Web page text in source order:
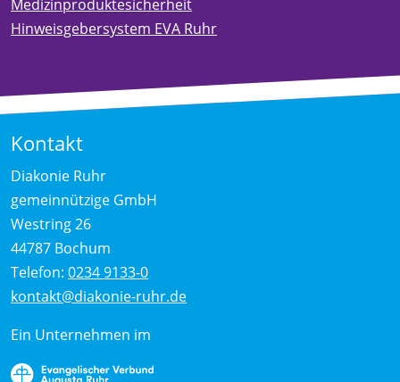
Medizinproduktesicherheit
Hinweisgebersystem EVA Ruhr
Kontakt
Diakonie Ruhr
gemeinnützige GmbH
Westring 26
44787 Bochum
Telefon: 0234 9133-0
kontakt@diakonie-ruhr.de
Ein Unternehmen im